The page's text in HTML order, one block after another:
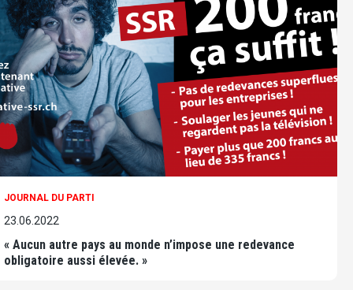
JOURNAL DU PARTI
23.06.2022
« Aucun autre pays au monde n’impose une redevance
obligatoire aussi élevée. »